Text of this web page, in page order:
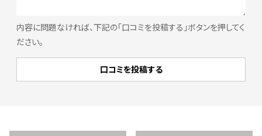
内容に問題なければ、下記の「口コミを投稿する」ボタンを押してく
ださい。